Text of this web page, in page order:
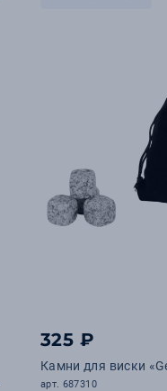
325 ₽
Камни для виски
арт. 687310